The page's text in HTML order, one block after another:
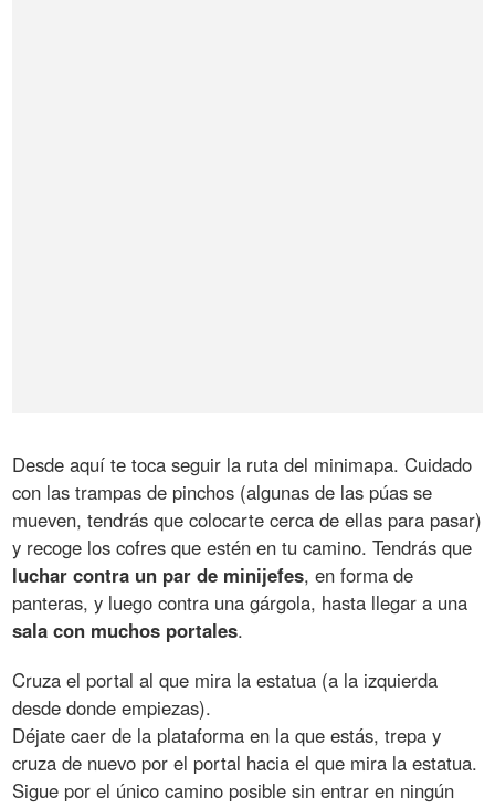
Desde aquí te toca seguir la ruta del minimapa. Cuidado
con las trampas de pinchos (algunas de las púas se
mueven, tendrás que colocarte cerca de ellas para pasar)
y recoge los cofres que estén en tu camino. Tendrás que
luchar contra un par de minijefes, en forma de
panteras, y luego contra una gárgola, hasta llegar a una
sala con muchos portales.
Cruza el portal al que mira la estatua (a la izquierda
desde donde empiezas).
Déjate caer de la plataforma en la que estás, trepa y
cruza de nuevo por el portal hacia el que mira la estatua.
Sigue por el único camino posible sin entrar en ningún